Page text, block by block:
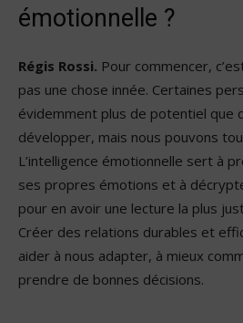
émotionnelle ?
Régis Rossi. Pour commencer,
pas une chose innée. Certaines
évidemment plus de potentiel que
développer, mais nous pouvons
L’intelligence émotionnelle sert à
ses propres émotions et à
pour en avoir une lecture la plus
Créer des relations durables et
aider à nous adapter, à mieux
prendre de bonnes décisions.